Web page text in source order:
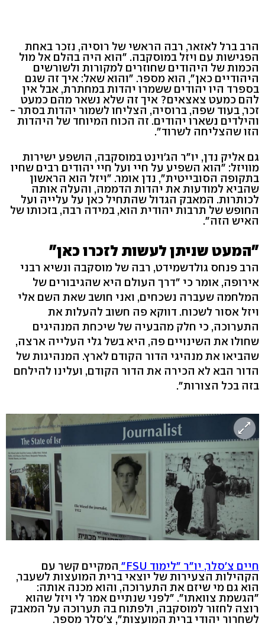
הרב ברל לאזאר, רבה הראשי של רוסיה, נזכר באחת
הפגישות עם ויזל במוסקבה. "הוא היה בהלם אל מול
הכמות של היהודים שחוזרים למקורות ולשורשים
היהודיים כאן", הוא מספר. "והוא שאל: איך זה שגם
בספרד היו יהודים ששמרו יהדות במחתרת, אבל אין
להם כמעט צאצאים? איך זה שלא נשאר מהם כמעט
זכר, בעוד שפה, ברוסיה, הצליחו לשמור יהדות בסתר -
והילדים נשארו יהודים. זה הכוח המיוחד של היהדות
הזו שהצליחה לשרוד".
גם אליק נדן, יו"ר הג'וינט במוסקבה, הושפע ישירות
מוויזל: "הוא השפיע על חיי ועל חיי יהודים רבים שחיו
בתקופה הסובייטית", נדן אומר. "ויזל הוא הראשון
שהביא למודעות את יהדות הדממה, והעלה אותה
לכותרות. המאבק הגדול שהתחיל כאן על עלייה ועל
החופש של תרבות יהודית הוא, במידה רבה, בזכותו של
האיש הזה".
"המעט שניתן לעשות לזכרו כאן"
הרב פנחס גולדשמידט, רבה של מוסקבה ונשיא רבני
אירופה, אומר כי "דרך העולם היא שהגיבורים של
המלחמה שעברה נשכחים, ואני חושב שאת השם אלי
ויזל אסור לשכוח. דווקא פה חשוב להעלות את
התערוכה, כי חלק מהבעיה של שיכחת המנהיגים
שחולו את השינויים פה, היא בשל גלי העלייה ארצה,
שהביאו את מנהיגי הדור הקודם לארץ. המנהיגות של
הדור הבא לא הכירה את הדור הקודם, ועלינו להילחם
בזה בכל הצורות".
חיים צ'סלר, יו"ר "לימוד FSU" המקיים קשר עם
הקהילות הצעירות של יוצאי ברית המועצות לשעבר,
הוא גם מי שיזם את התערוכה, והוא מכנה אותה:
"הגשמת צוואתו". "לפני שנתיים אמר לי ויזל שהוא
רוצה לחזור למוסקבה, ולפתוח בה תערוכה על המאבק
לשחרור יהודי ברית המועצות", צ'סלר מספר.